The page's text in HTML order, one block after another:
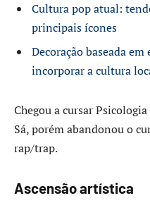
Cultura pop atual:
principais ícones
Decoração baseada
incorporar a cultura
Chegou a cursar
Sá, porém abandonou o
rap/trap.
Ascensão artística